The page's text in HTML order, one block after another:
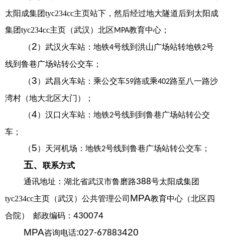
太阳成集团tyc234cc主页站下，然后经过地大隧道后到太阳成
集团tyc234cc主页（武汉）北区MPA教育中心；
（2）武汉火车站：地铁4号线到洪山广场站转地铁2号
线到 鲁巷广场站转公交车；
（3）武昌火车站：乘公交车59路或乘402路至八一路沙
湾村（地大北区大门）；
（4）汉口火车站：地铁2号线到到 鲁巷广场站转公交
车；
（5）天河机场：地铁2号线到 鲁巷广场站转公交车；
五、
联系方式
通讯地址：湖北省武汉市鲁磨路388号太阳成集团
tyc234cc主页（武汉） 公共管理公司 MPA教育中心（北区四
合院） 邮政编码： 430074
MPA咨询电话:027-67883420